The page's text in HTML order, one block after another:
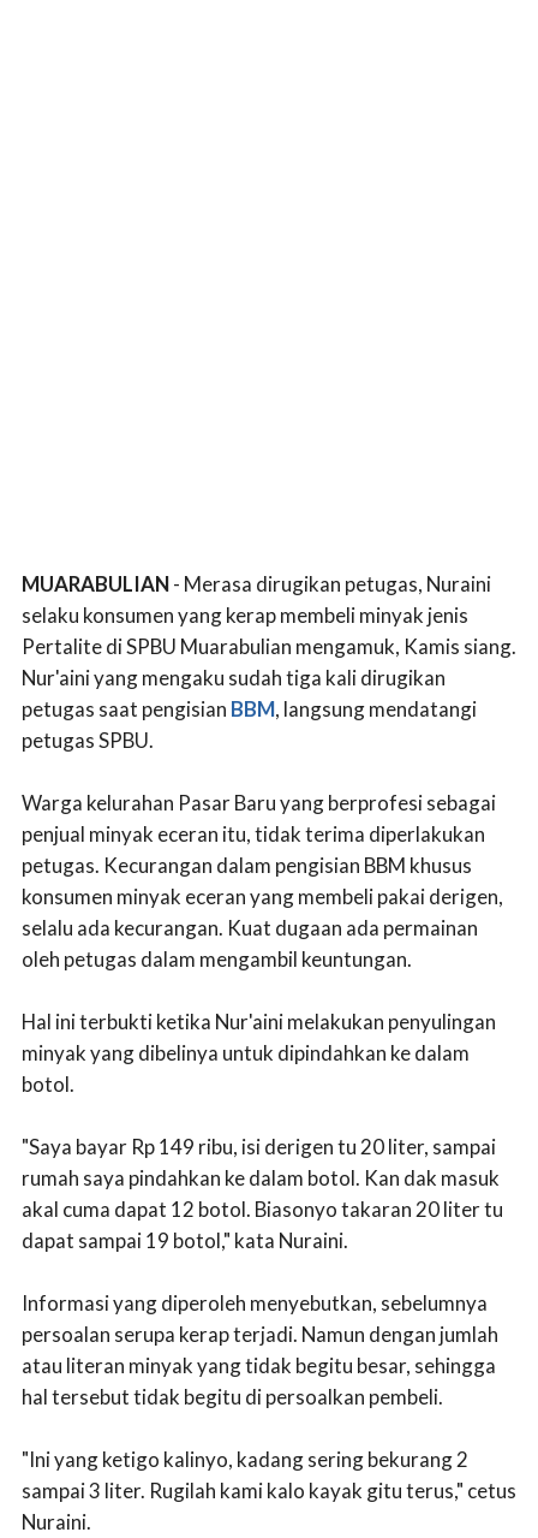
MUARABULIAN- Merasa dirugikan petugas, Nuraini
selaku konsumen yang kerap membeli minyak jenis
Pertalite di SPBU Muarabulian mengamuk, Kamis siang.
Nur'aini yang mengaku sudah tiga kali dirugikan
petugas saat pengisian BBM, langsung mendatangi
petugas SPBU.
Warga kelurahan Pasar Baru yang berprofesi sebagai
penjual minyak eceran itu, tidak terima diperlakukan
petugas. Kecurangan dalam pengisian BBM khusus
konsumen minyak eceran yang membeli pakai derigen,
selalu ada kecurangan. Kuat dugaan ada permainan
oleh petugas dalam mengambil keuntungan.
Hal ini terbukti ketika Nur'aini melakukan penyulingan
minyak yang dibelinya untuk dipindahkan ke dalam
botol.
"Saya bayar Rp 149 ribu, isi derigen tu 20 liter, sampai
rumah saya pindahkan ke dalam botol. Kan dak masuk
akal cuma dapat 12 botol. Biasonyo takaran 20 liter tu
dapat sampai 19 botol," kata Nuraini.
Informasi yang diperoleh menyebutkan, sebelumnya
persoalan serupa kerap terjadi. Namun dengan jumlah
atau literan minyak yang tidak begitu besar, sehingga
hal tersebut tidak begitu di persoalkan pembeli.
"Ini yang ketigo kalinyo, kadang sering bekurang 2
sampai 3 liter. Rugilah kami kalo kayak gitu terus," cetus
Nuraini.